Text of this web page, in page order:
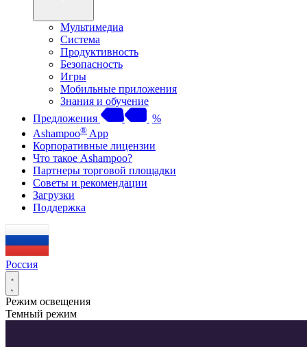
Мультимедиа
Система
Продуктивность
Безопасность
Игры
Мобильные приложения
Знания и обучение
Предложения
%
Ashampoo® App
Корпоративные лицензии
Что такое Ashampoo?
Партнеры торговой площадки
Советы и рекомендации
Загрузки
Поддержка
Россия
Режим освещения
Темный режим